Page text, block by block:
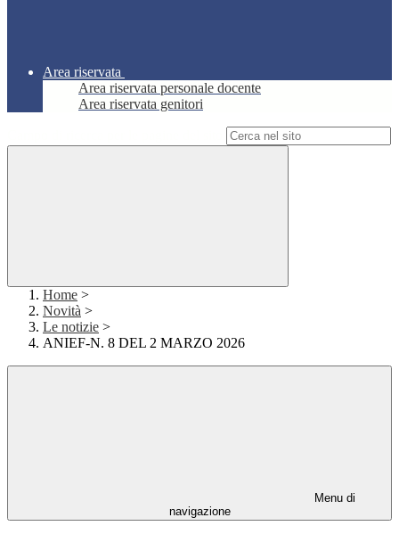
Area riservata
Area riservata personale docente
Area riservata genitori
Home >
Novità >
Le notizie >
ANIEF-N. 8 DEL 2 MARZO 2026
Menu di
navigazione